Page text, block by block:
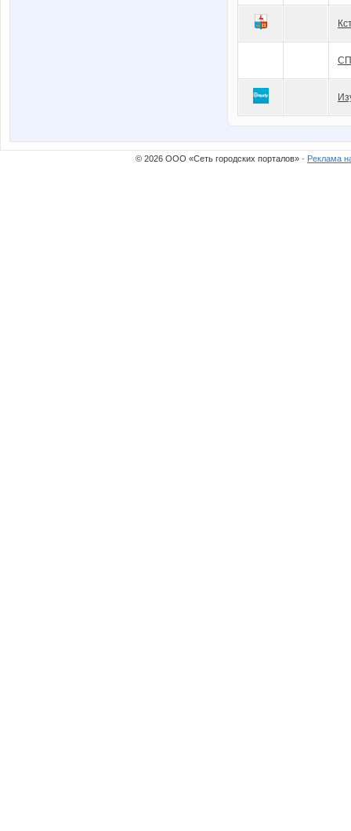
© 2026 ООО «Сеть городских порталов» · Реклама